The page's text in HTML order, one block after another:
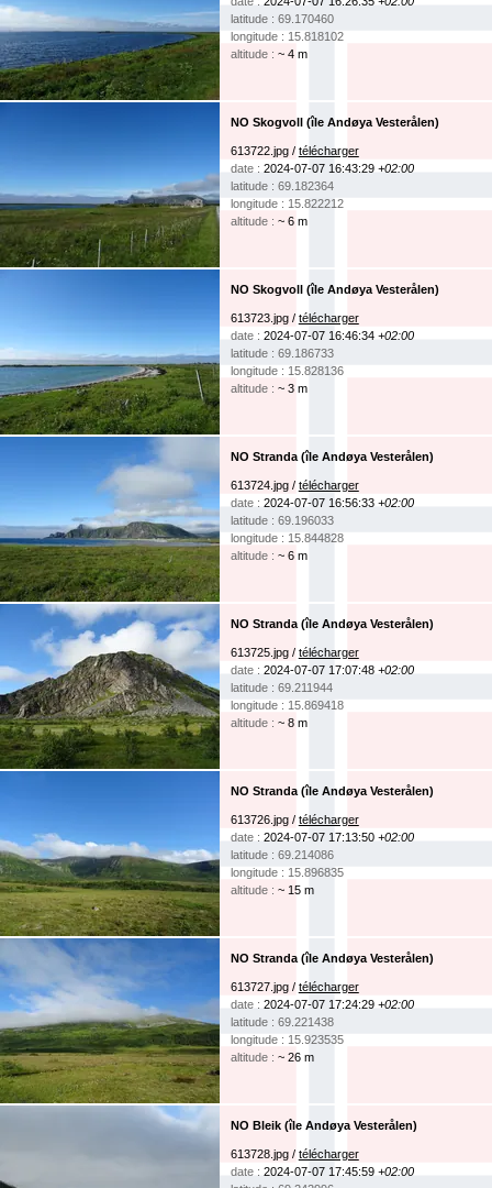
latitude : 69.170460
longitude : 15.818102
altitude : ~ 4 m
NO Skogvoll (île Andøya Vesterålen)
613722.jpg / télécharger
date : 2024-07-07 16:43:29 +02:00
latitude : 69.182364
longitude : 15.822212
altitude : ~ 6 m
NO Skogvoll (île Andøya Vesterålen)
613723.jpg / télécharger
date : 2024-07-07 16:46:34 +02:00
latitude : 69.186733
longitude : 15.828136
altitude : ~ 3 m
NO Stranda (île Andøya Vesterålen)
613724.jpg / télécharger
date : 2024-07-07 16:56:33 +02:00
latitude : 69.196033
longitude : 15.844828
altitude : ~ 6 m
NO Stranda (île Andøya Vesterålen)
613725.jpg / télécharger
date : 2024-07-07 17:07:48 +02:00
latitude : 69.211944
longitude : 15.869418
altitude : ~ 8 m
NO Stranda (île Andøya Vesterålen)
613726.jpg / télécharger
date : 2024-07-07 17:13:50 +02:00
latitude : 69.214086
longitude : 15.896835
altitude : ~ 15 m
NO Stranda (île Andøya Vesterålen)
613727.jpg / télécharger
date : 2024-07-07 17:24:29 +02:00
latitude : 69.221438
longitude : 15.923535
altitude : ~ 26 m
NO Bleik (île Andøya Vesterålen)
613728.jpg / télécharger
date : 2024-07-07 17:45:59 +02:00